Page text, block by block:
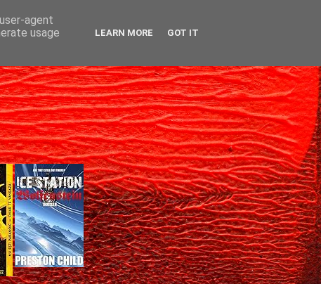
agent
usage
LEARN MORE GOT IT